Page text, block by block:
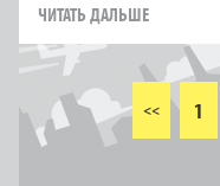
ЧИТАТЬ ДАЛЬШЕ
<< 1